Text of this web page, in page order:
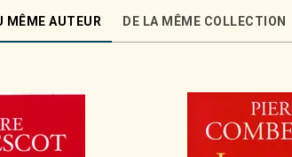
MÊME AUTEUR DE LA MÊME COLLECTION